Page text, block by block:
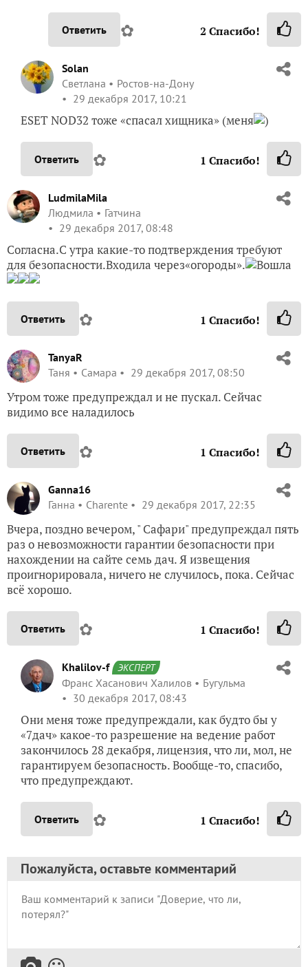
Ответить ✿ 2 Спасибо!
Solan
Светлана
Ростов-на-Дону
29 декабря 2017, 10:21
ESET NOD32 тоже «спасал хищника» (меня )
Ответить ✿ 1 Спасибо!
LudmilaMila
Людмила
Гатчина
29 декабря 2017, 08:48
Согласна.С утра какие-то подтверждения требуют
для безопасности.Входила через«огороды».
Вошла
Ответить ✿ 1 Спасибо!
TanyaR
Таня
Самара 29 декабря 2017, 08:50
Утром тоже предупреждал и не пускал. Сейчас
видимо все наладилось
Ответить ✿ 1 Спасибо!
Ganna16
Ганна
Charente 29 декабря 2017, 22:35
Вчера, поздно вечером, " Сафари" предупреждал пять
раз о невозможности гарантии безопасности при
нахождении на сайте семь дач. Я извещения
проигнорировала, ничего не случилось, пока. Сейчас
всё хорошо.
Ответить ✿ 1 Спасибо!
Khalilov-f ЭКСПЕРТ
Франс Хасанович Халилов
Бугульма
30 декабря 2017, 08:43
Они меня тоже предупреждали, как будто бы у
«7дач» какое-то разрешение на ведение работ
закончилось 28 декабря, лицензия, что ли, мол, не
гарантируем безопасность. Вообще-то, спасибо,
что предупреждают.
Ответить ✿ 1 Спасибо!
Пожалуйста, оставьте комментарий